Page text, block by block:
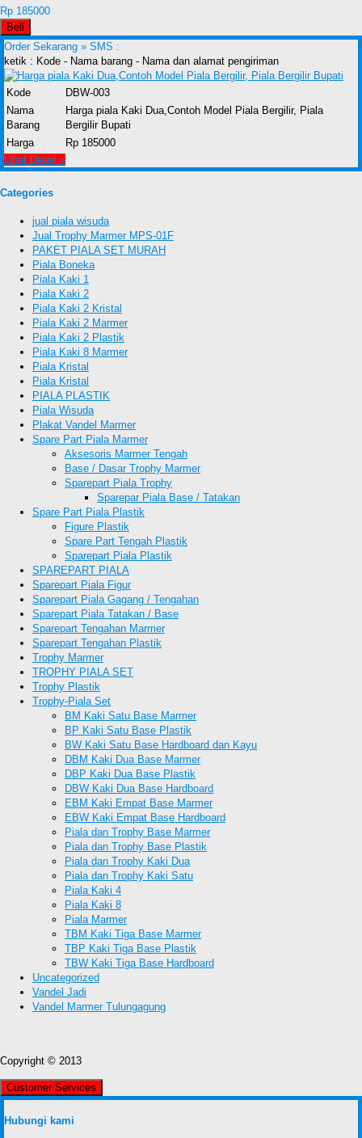
Rp 185000
Beli
Order Sekarang » SMS :
ketik : Kode - Nama barang - Nama dan alamat pengiriman
Kode
DBW-003
Nama
Barang
Harga piala Kaki Dua,Contoh Model Piala Bergilir, Piala
Bergilir Bupati
Harga
Rp 185000
Lihat Detail »
Categories
jual piala wisuda
Jual Trophy Marmer MPS-01F
PAKET PIALA SET MURAH
Piala Boneka
Piala Kaki 1
Piala Kaki 2
Piala Kaki 2 Kristal
Piala Kaki 2 Marmer
Piala Kaki 2 Plastik
Piala Kaki 8 Marmer
Piala Kristal
Piala Kristal
PIALA PLASTIK
Piala Wisuda
Plakat Vandel Marmer
Spare Part Piala Marmer
Aksesoris Marmer Tengah
Base / Dasar Trophy Marmer
Sparepart Piala Trophy
Sparepar Piala Base / Tatakan
Spare Part Piala Plastik
Figure Plastik
Spare Part Tengah Plastik
Sparepart Piala Plastik
SPAREPART PIALA
Sparepart Piala Figur
Sparepart Piala Gagang / Tengahan
Sparepart Piala Tatakan / Base
Sparepart Tengahan Marmer
Sparepart Tengahan Plastik
Trophy Marmer
TROPHY PIALA SET
Trophy Plastik
Trophy-Piala Set
BM Kaki Satu Base Marmer
BP Kaki Satu Base Plastik
BW Kaki Satu Base Hardboard dan Kayu
DBM Kaki Dua Base Marmer
DBP Kaki Dua Base Plastik
DBW Kaki Dua Base Hardboard
EBM Kaki Empat Base Marmer
EBW Kaki Empat Base Hardboard
Piala dan Trophy Base Marmer
Piala dan Trophy Base Plastik
Piala dan Trophy Kaki Dua
Piala dan Trophy Kaki Satu
Piala Kaki 4
Piala Kaki 8
Piala Marmer
TBM Kaki Tiga Base Marmer
TBP Kaki Tiga Base Plastik
TBW Kaki Tiga Base Hardboard
Uncategorized
Vandel Jadi
Vandel Marmer Tulungagung
Copyright © 2013
Customer Services
Hubungi kami